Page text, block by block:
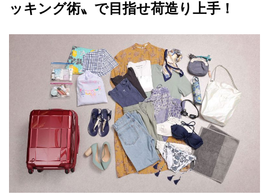
ッキング術〟で目指せ荷造り上手！